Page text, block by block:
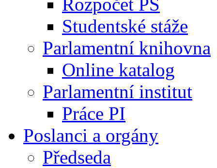
Studentské stáže
Parlamentní knihovna
Online katalog
Parlamentní institut
Práce PI
Poslanci a orgány
Předseda